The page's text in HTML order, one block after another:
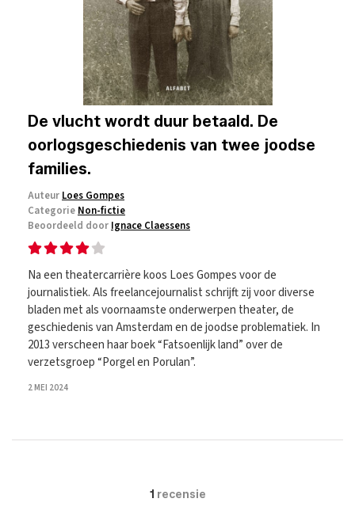
De vlucht wordt duur betaald. De
oorlogsgeschiedenis van twee joodse
families.
Auteur Loes Gompes
Categorie Non-fictie
Beoordeeld door Ignace Claessens
Na een theatercarrière koos Loes Gompes voor de
journalistiek. Als freelancejournalist schrijft zij voor diverse
bladen met als voornaamste onderwerpen theater, de
geschiedenis van Amsterdam en de joodse problematiek. In
2013 verscheen haar boek “Fatsoenlijk land” over de
verzetsgroep “Porgel en Porulan”.
2 MEI 2024
1 recensie